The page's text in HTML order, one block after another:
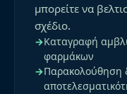
μπορείτε να
σχέδιο.
Καταγραφή
φαρμάκων
Παρακολούθηση